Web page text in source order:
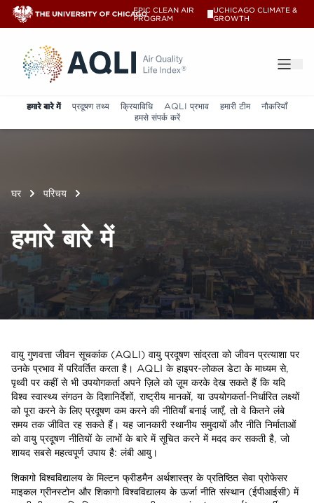
EPIC CLEAN AIR
PROGRAM
UCHICAGO CLIMATE &
GROWTH
®
हमारे बारे में प्रदूषण तथ्य क्रियाविधि AQLI प्रभाव हमारी टीम
नौकरियाँ
हमसे संपर्क करें
घर परिचय
हमारे बारे में
वायु गुणवत्ता जीवन सूचकांक (AQLI) वायु प्रदूषण सांद्रता को जीवन प्रत्याशा पर
उनके प्रभाव में परिवर्तित करता है। AQLI के हाइपर-लोकल डेटा के माध्यम से,
पृथ्वी पर कहीं से भी उपयोगकर्ता अपने ज़िले को ज़ूम करके देख सकते हैं कि यदि
विश्व स्वास्थ्य संगठन के दिशानिर्देशों, राष्ट्रीय मानकों, या उपयोगकर्ता-निर्धारित लक्ष्यों
को पूरा करने के लिए प्रदूषण कम करने की नीतियाँ बनाई जाएँ, तो वे कितने लंबे
समय तक जीवित रह सकते हैं। यह जानकारी स्थानीय समुदायों और नीति निर्माताओं
को वायु प्रदूषण नीतियों के लाभों के बारे में सूचित करने में मदद कर सकती है, जो
शायद सबसे महत्वपूर्ण उपाय है: लंबी आयु।
शिकागो विश्वविद्यालय के मिल्टन फ्रीडमैन अर्थशास्त्र के प्रतिष्ठित सेवा प्रोफेसर
माइकल ग्रीनस्टोन और शिकागो विश्वविद्यालय के ऊर्जा नीति संस्थान (ईपीआईसी) में